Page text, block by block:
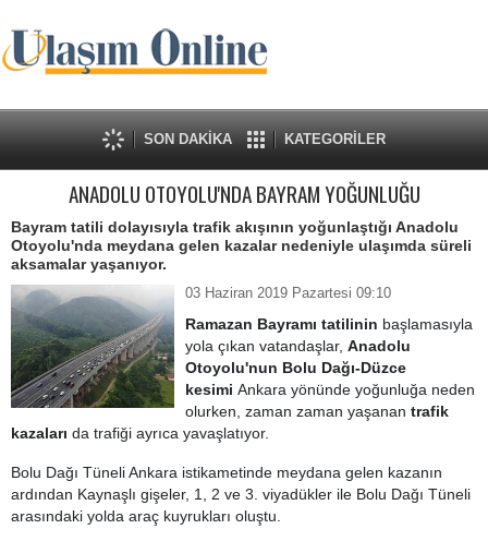
SON DAKİKA KATEGORİLER
ANADOLU OTOYOLU'NDA BAYRAM YOĞUNLUĞU
Bayram tatili dolayısıyla trafik akışının yoğunlaştığı Anadolu
Otoyolu'nda meydana gelen kazalar nedeniyle ulaşımda süreli
aksamalar yaşanıyor.
03 Haziran 2019 Pazartesi 09:10
Ramazan Bayramı tatilinin başlamasıyla
yola çıkan vatandaşlar, Anadolu
Otoyolu'nun Bolu Dağı-Düzce
kesimi Ankara yönünde yoğunluğa neden
olurken, zaman zaman yaşanan trafik
kazaları da trafiği ayrıca yavaşlatıyor.
Bolu Dağı Tüneli Ankara istikametinde meydana gelen kazanın
ardından Kaynaşlı gişeler, 1, 2 ve 3. viyadükler ile Bolu Dağı Tüneli
arasındaki yolda araç kuyrukları oluştu.